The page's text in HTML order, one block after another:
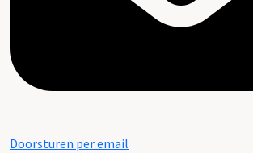
Doorsturen per email